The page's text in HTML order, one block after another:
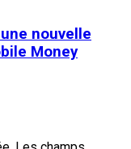
nouvelle
Money